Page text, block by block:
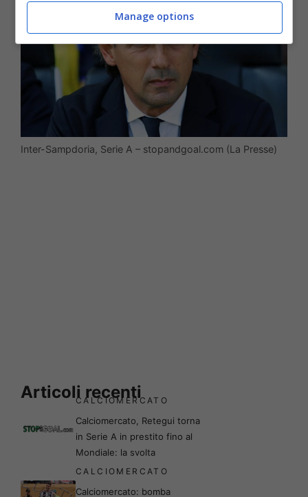
Inter-Sampdoria, Serie A – stopandgoal.com (La Presse)
Articoli recenti
CALCIOMERCATO
Calciomercato, Retegui torna
in Serie A in prestito fino al
Mondiale: la svolta
CALCIOMERCATO
Calciomercato: bomba
Manage options